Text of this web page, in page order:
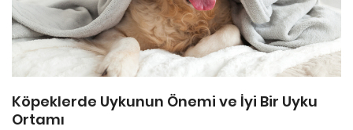
Köpeklerde Uykunun Önemi ve İyi Bir Uyku
Ortamı